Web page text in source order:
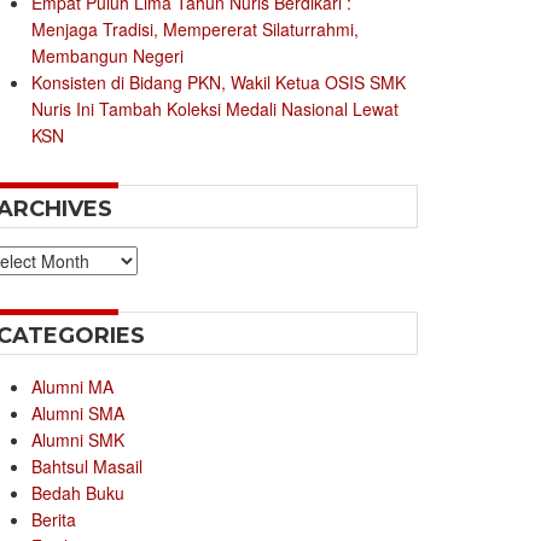
Menjaga Tradisi, Mempererat Silaturrahmi,
Membangun Negeri
Konsisten di Bidang PKN, Wakil Ketua OSIS SMK
Nuris Ini Tambah Koleksi Medali Nasional Lewat
KSN
Alumni MA
Alumni SMA
Alumni SMK
Bahtsul Masail
Bedah Buku
Berita